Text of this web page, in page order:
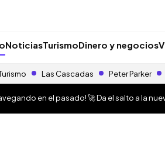
NoticiasTurismoDinero y negocios
Las Cascadas Peter Parker
en el pasado! 🚀 Da el salto a la